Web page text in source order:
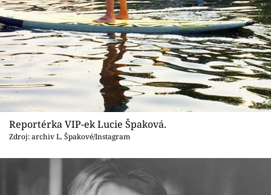
Reportérka VIP-ek Lucie Špaková.
Zdroj: archiv L. Špakové/Instagram